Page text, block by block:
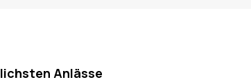
Anlässe